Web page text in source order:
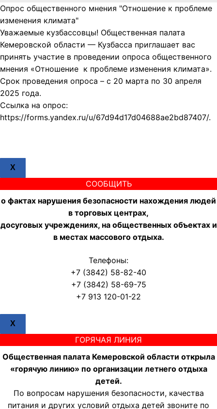
Опрос общественного мнения "Отношение к проблеме
изменения климата"
Уважаемые кузбассовцы! Общественная палата
Кемеровской области — Кузбасса приглашает вас
принять участие в проведении опроса общественного
мнения «Отношение к проблеме изменения климата».
Срок проведения опроса – с 20 марта по 30 апреля
2025 года.
Ссылка на опрос:
https://forms.yandex.ru/u/67d94d17d04688ae2bd87407/.
X
СООБЩИТЬ
о фактах нарушения безопасности нахождения людей
в торговых центрах,
досуговых учреждениях, на общественных объектах и
в местах массового отдыха.
Телефоны:
+7 (3842) 58-82-40
+7 (3842) 58-69-75
+7 913 120-01-22
X
ГОРЯЧАЯ ЛИНИЯ
Общественная палата Кемеровской области открыла
«горячую линию» по организации летнего отдыха
детей.
По вопросам нарушения безопасности, качества
питания и других условий отдыха детей звоните по